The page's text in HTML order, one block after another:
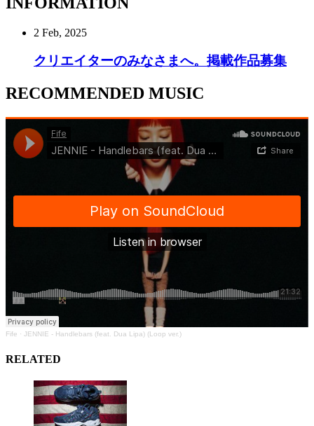
2 Feb, 2025
クリエイターのみなさまへ。掲載作品募集
RECOMMENDED MUSIC
Fife · JENNIE - Handlebars (feat. Dua Lipa) (Loop ver.)
RELATED